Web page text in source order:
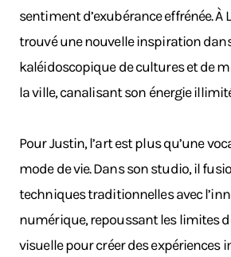
sentiment d’exubérance effrénée. À
trouvé une nouvelle inspiration
kaléidoscopique de cultures et de
la ville, canalisant son énergie
Pour Justin, l’art est plus qu’une
mode de vie. Dans son studio, il
techniques traditionnelles avec
numérique, repoussant les limites
visuelle pour créer des expériences